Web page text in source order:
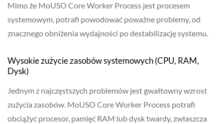
Mimo że MoUSO Core Worker Process jest procesem
systemowym, potrafi powodować poważne problemy, od
znacznego obniżenia wydajności po destabilizację systemu.
Wysokie zużycie zasobów systemowych (CPU, RAM,
Dysk)
Jednym z najczęstszych problemów jest gwałtowny wzrost
zużycia zasobów. MoUSO Core Worker Process potrafi
obciążyć procesor, pamięć RAM lub dysk twardy, zwłaszcza